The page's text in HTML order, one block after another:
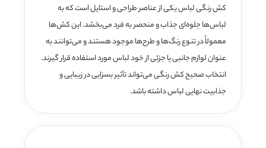
کش رنگی لباس یکی از عناصر طراحی و استایل است که به
لباس‌ها جلوه‌ای جذاب و منحصر به فرد می‌بخشد. این کش‌ها
معمولاً در تنوع رنگ‌ها و طرح‌ها موجود هستند و می‌توانند به
عنوان لوازم جانبی یا جزئی از خود لباس مورد استفاده قرار گیرند.
انتخاب صحیح کش رنگی می‌تواند تأثیر بسزایی در زیبایی و
جذابیت نهایی لباس داشته باشد.